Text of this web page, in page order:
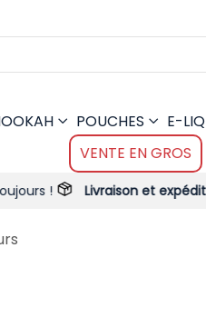
POUCHES E-
VENTE EN GROS
Livraison et expédition- 7j/7